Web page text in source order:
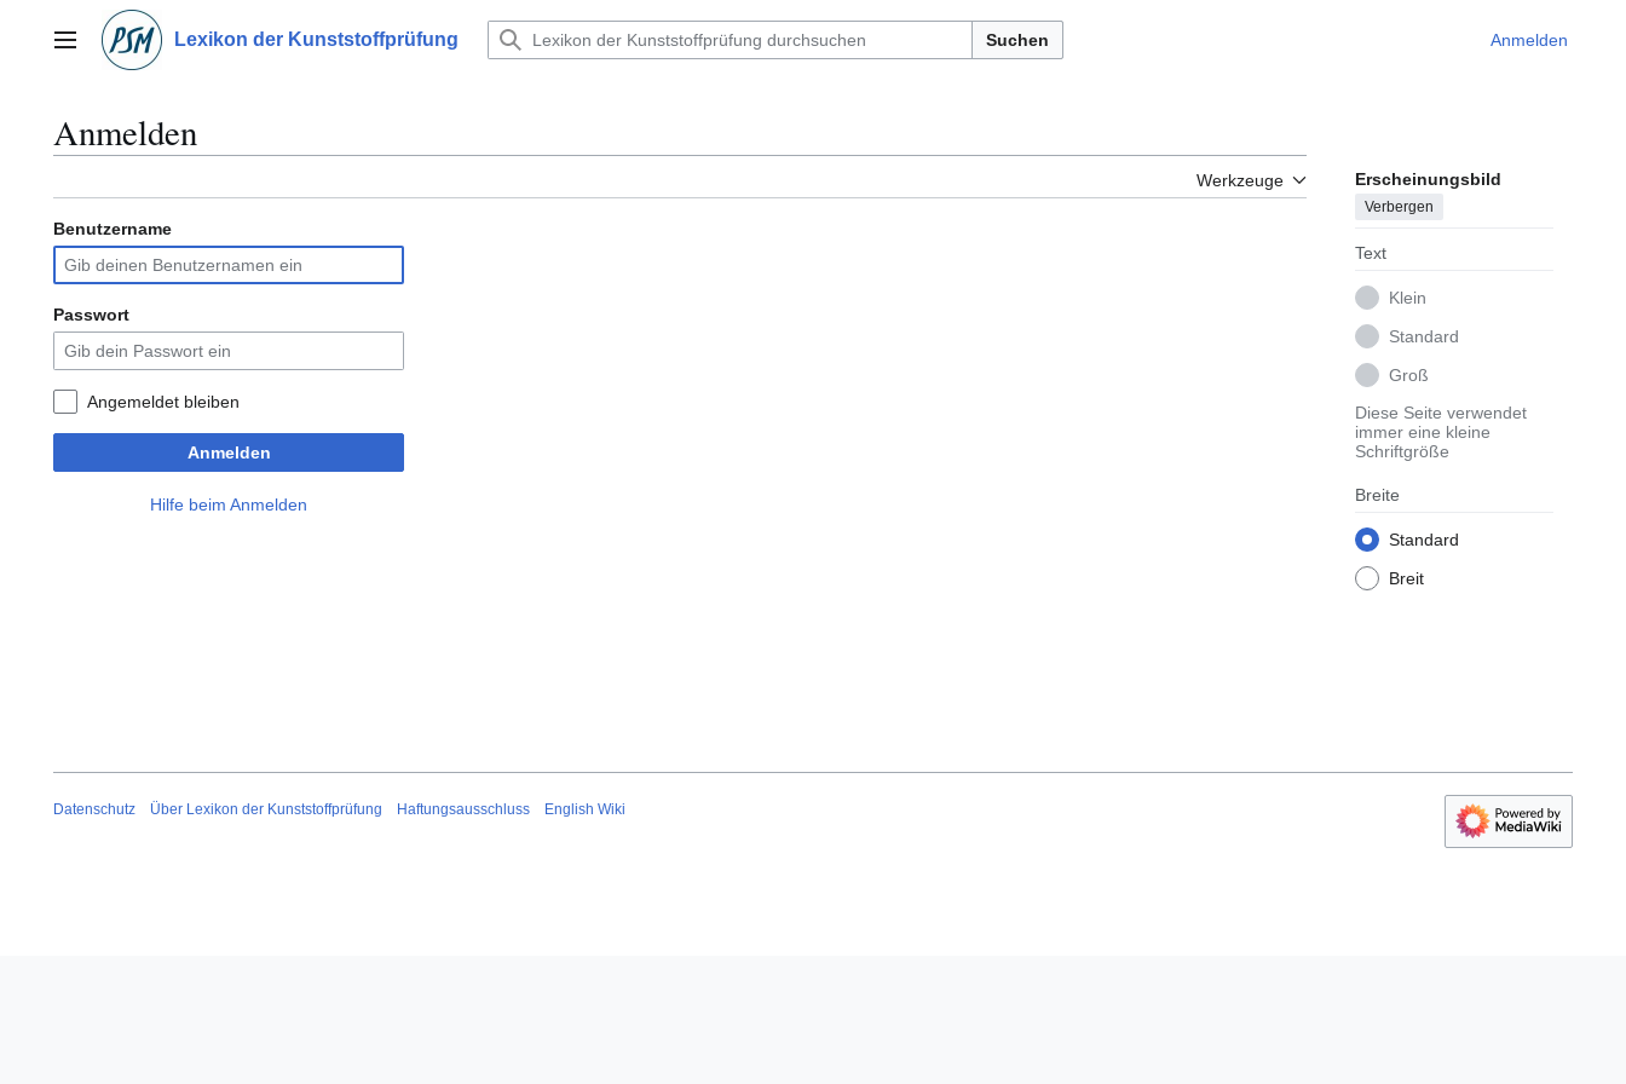
springenHauptmenü Lexikon der Kunststoffprüfung Suchen Anmelden
Anmelden
Werkzeuge Erscheinungsbild
Verbergen
Text
Klein
Standard
Groß
Diese Seite verwendet
immer eine kleine
Schriftgröße
Breite
Standard
Breit
Benutzername
Passwort
Angemeldet bleiben
Anmelden
Hilfe beim Anmelden
Datenschutz Über Lexikon der Kunststoffprüfung Haftungsausschluss English Wiki